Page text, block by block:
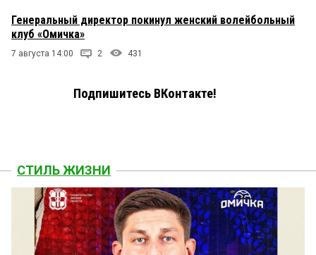
Генеральный директор покинул женский волейбольный
клуб «Омичка»
7 августа 14:00 2 431
Подпишитесь ВКонтакте!
СТИЛЬ ЖИЗНИ